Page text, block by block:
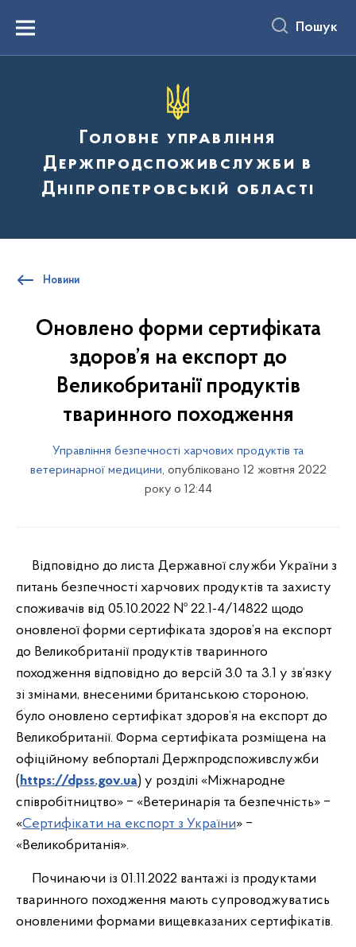
вмістуMenu Пошук
Головне управління
Держпродспоживслужби в
Дніпропетровській області
Новини
Оновлено форми сертифіката
здоров’я на експорт до
Великобританії продуктів
тваринного походження
Управління безпечності харчових продуктів та
ветеринарної медицини, опубліковано 12 жовтня 2022
року о 12:44
Відповідно до листа Державної служби України з
питань безпечності харчових продуктів та захисту
споживачів від 05.10.2022 № 22.1-4/14822 щодо
оновленої форми сертифіката здоров’я на експорт
до Великобританії продуктів тваринного
походження відповідно до версій 3.0 та 3.1 у зв’язку
зі змінами, внесеними британською стороною,
було оновлено сертифікат здоров’я на експорт до
Великобританії. Форма сертифіката розміщена на
офіційному вебпорталі Держпродспоживслужби
(https://dpss.gov.ua) у розділі «Міжнародне
співробітництво» ‒ «Ветеринарія та безпечність» ‒
«Сертифікати на експорт з України» ‒
«Великобританія».
Починаючи із 01.11.2022 вантажі із продуктами
тваринного походження мають супроводжуватись
оновленими формами вищевказаних сертифікатів.